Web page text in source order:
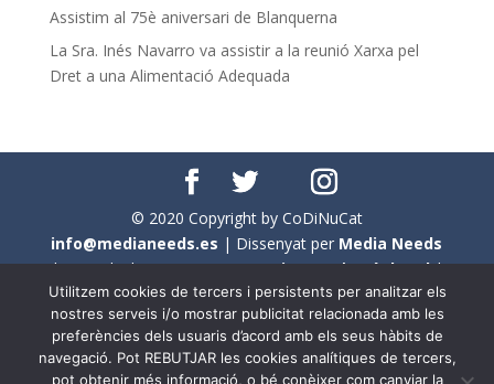
Assistim al 75è aniversari de Blanquerna
La Sra. Inés Navarro va assistir a la reunió Xarxa pel
Dret a una Alimentació Adequada
© 2020 Copyright by CoDiNuCat
info@medianeeds.es | Dissenyat per Media Needs
| Tots els drets reservats aCoDiNuCat |Avís legal|
Avís per cookies
En aquest web s'ha tingut en compte l'ús no sexista del
llenguatge. No obstant això, i a causa de la seva
Utilitzem cookies de tercers i persistents per analitzar els
nostres serveis i/o mostrar publicitat relacionada amb les
preferències dels usuaris d’acord amb els seus hàbits de
navegació. Pot REBUTJAR les cookies analítiques de tercers,
pot obtenir més informació, o bé conèixer com canviar la